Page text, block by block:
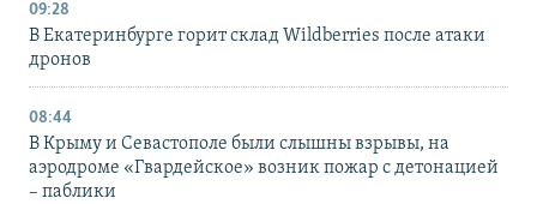
09:28
В Екатеринбурге горит склад Wildberries после атаки
дронов
08:44
В Крыму и Севастополе были слышны взрывы, на
аэродроме «Гвардейское» возник пожар с детонацией
– паблики